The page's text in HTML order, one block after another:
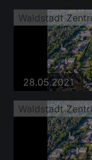
28.05.2021